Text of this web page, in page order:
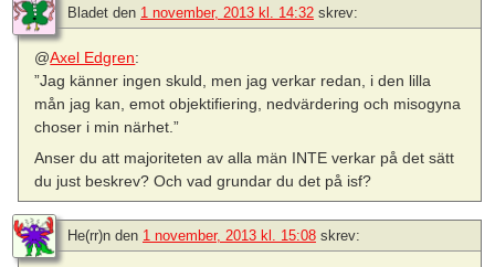
Bladet den 1 november, 2013 kl. 14:32 skrev:
@Axel Edgren:
”Jag känner ingen skuld, men jag verkar redan, i den lilla
mån jag kan, emot objektifiering, nedvärdering och misogyna
choser i min närhet.”
Anser du att majoriteten av alla män INTE verkar på det sätt
du just beskrev? Och vad grundar du det på isf?
He(rr)n den 1 november, 2013 kl. 15:08 skrev: